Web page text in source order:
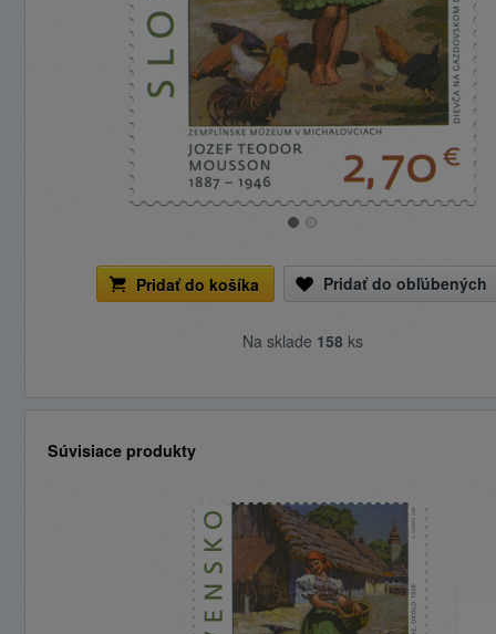
Pridať do košíka Pridať do obľúbených
Na sklade 158 ks
Súvisiace produkty